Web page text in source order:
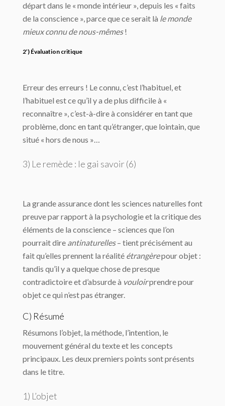
départ dans le « monde intérieur », depuis les « faits
de la conscience », parce que ce serait là le monde
mieux connu de nous-mêmes!
2’) Évaluation critique
Erreur des erreurs ! Le connu, c’est l’habituel, et
l’habituel est ce qu’il y a de plus difficile à «
reconnaître », c’est-à-dire à considérer en tant que
problème, donc en tant qu’étranger, que lointain, que
situé « hors de nous »…
3) Le remède : le gai savoir (6)
La grande assurance dont les sciences naturelles font
preuve par rapport à la psychologie et la critique des
éléments de la conscience – sciences que l’on
pourrait dire antinaturelles– tient précisément au
fait qu’elles prennent la réalité étrangèrepour objet :
tandis qu’il y a quelque chose de presque
contradictoire et d’absurde à vouloirprendre pour
objet ce qui n’est pas étranger.
C) Résumé
Résumons l’objet, la méthode, l’intention, le
mouvement général du texte et les concepts
principaux. Les deux premiers points sont présents
dans le titre.
1) L’objet